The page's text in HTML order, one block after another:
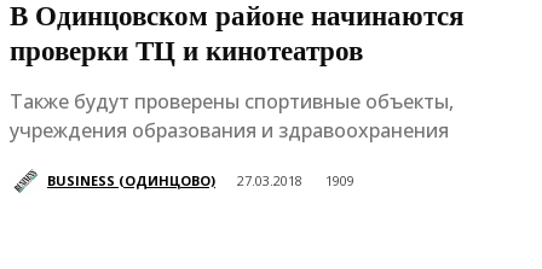
В Одинцовском районе начинаются
проверки ТЦ и кинотеатров
Также будут проверены спортивные объекты,
учреждения образования и здравоохранения
BUSINESS (ОДИНЦОВО) 27.03.2018 1909